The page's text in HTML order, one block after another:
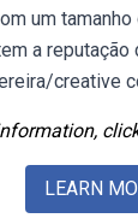
um
a
creative
LEARN